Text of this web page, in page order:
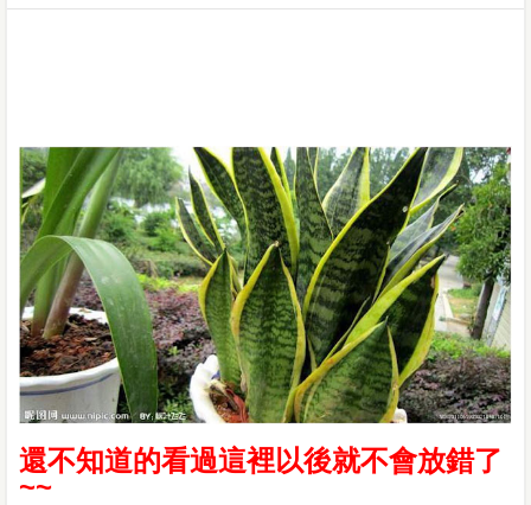
還不知道的看過這裡以後就不會放錯了
~~